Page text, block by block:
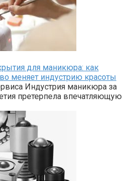
для маникюра: как
меняет индустрию красоты
Индустрия маникюра за
претерпела впечатляющую